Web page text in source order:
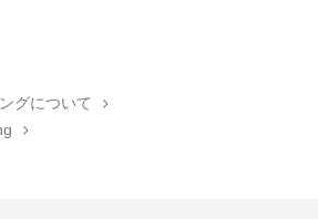
グについて